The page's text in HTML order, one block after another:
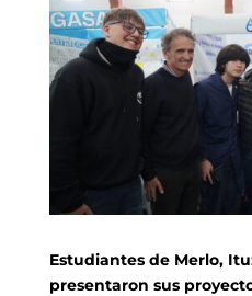
Estudiantes de Merlo,
presentaron sus